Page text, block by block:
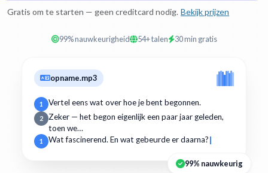
Gratis om te starten — geen creditcard nodig. Bekijk prijzen
99% nauwkeurigheid 54+ talen 30 min gratis
opname.mp3
1 Vertel eens wat over hoe je bent begonnen.
2
Zeker — het begon eigenlijk een paar jaar geleden,
toen we…
1 Wat fascinerend. En wat gebeurde er daarna?
99% nauwkeurig